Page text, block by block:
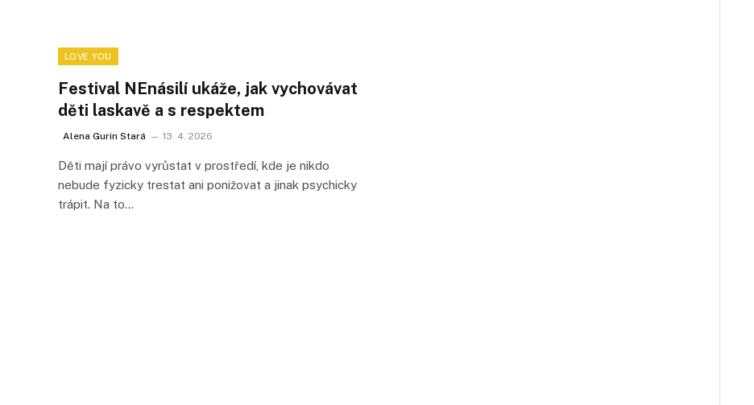
LOVE YOU
Festival NEnásilí ukáže, jak vychovávat
děti laskavě a s respektem
Alena Gurin Stará 13. 4. 2026
Děti mají právo vyrůstat v prostředí, kde je nikdo
nebude fyzicky trestat ani ponižovat a jinak psychicky
trápit. Na to…